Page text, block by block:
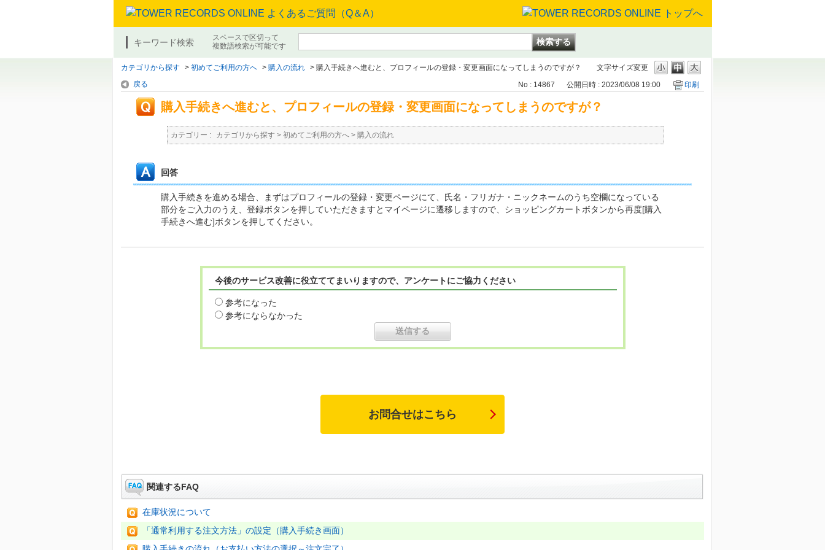
キーワード検索
スペースで区切って
複数語検索が可能です
文字サイズ変更
カテゴリから探す > 初めてご利用の方へ > 購入の流れ > 購入手続きへ進むと、プロフィールの登録・変更画面になってしまうのですが？
戻る
No : 14867 公開日時 : 2023/06/08 19:00 印刷
購入手続きへ進むと、プロフィールの登録・変更画面になってしまうのですが？
カテゴリー : カテゴリから探す > 初めてご利用の方へ > 購入の流れ
回答
購入手続きを進める場合、まずはプロフィールの登録・変更ページにて、氏名・フリガナ・ニックネームのうち空欄になっている
部分をご入力のうえ、登録ボタンを押していただきますとマイページに遷移しますので、ショッピングカートボタンから再度[購入
手続きへ進む]ボタンを押してください。
今後のサービス改善に役立ててまいりますので、アンケートにご協力ください
参考になった
参考にならなかった
お問合せはこちら
関連するFAQ
在庫状況について
「通常利用する注文方法」の設定（購入手続き画面）